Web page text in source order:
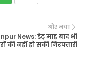
और नया
News: डेढ़ माह बाद भी
की नहीं हो सकी गिरफ्तारी